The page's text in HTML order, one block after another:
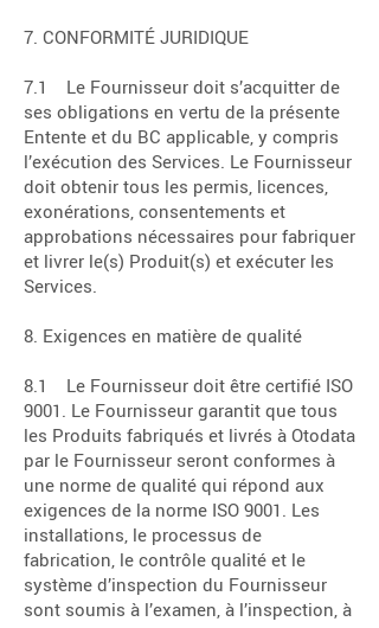
7. CONFORMITÉ JURIDIQUE
7.1 Le Fournisseur doit s’acquitter de
ses obligations en vertu de la présente
Entente et du BC applicable, y compris
l’exécution des Services. Le Fournisseur
doit obtenir tous les permis, licences,
exonérations, consentements et
approbations nécessaires pour fabriquer
et livrer le(s) Produit(s) et exécuter les
Services.
8. Exigences en matière de qualité
8.1 Le Fournisseur doit être certifié ISO
9001. Le Fournisseur garantit que tous
les Produits fabriqués et livrés à Otodata
par le Fournisseur seront conformes à
une norme de qualité qui répond aux
exigences de la norme ISO 9001. Les
installations, le processus de
fabrication, le contrôle qualité et le
système d’inspection du Fournisseur
sont soumis à l’examen, à l’inspection, à